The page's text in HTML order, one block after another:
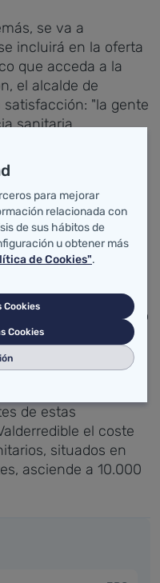
se va a
incluirá en la oferta
que acceda a la
el alcalde de
satisfacción: "la gente
sanitaria
y esto daría
ha
lamentado la
"tan lejanos de
para cubrir estas
ha trasladado
una línea de
de los consultorios
valora
de despoblación
de estas
el coste
situados en
asciende a 10.000
para mejorar
relacionada con
de sus hábitos de
u obtener más
de Cookies".
Cookies
Cookies